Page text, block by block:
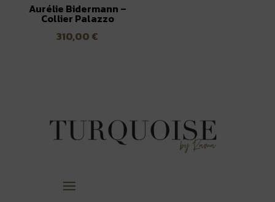
Aurélie Bidermann –
Collier Palazzo
310,00 €